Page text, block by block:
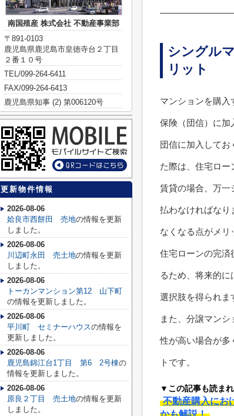
シングル
リット
マンションを購入
保険（団信）に加
団信に加入してお
た際は、住宅ロー
賃貸の場合、万一
払わなければなり
なくなる点がメリ
住宅ローンの完済
るため、将来的
選択肢を得られま
また、分譲マン
性が高い場合が多
トです。
▼この記事も読ま
不動産購入にお
南国殖産 株式会社 不動産事業部
〒891-0103
鹿児島県鹿児島市皇徳寺台２丁目
２番１０号
TEL/099-264-6411
FAX/099-264-6413
鹿児島県知事 (2) 第006120号
更新物件情報
2026-08-06
姶良市西餅田 売地の情報を更新
しました。
2026-08-06
川辺町永田 売土地の情報を更新
しました。
2026-08-06
トーカンマンション第12 山下町
の情報を更新しました。
2026-08-06
平川町 セミナーハウスの情報を
更新しました。
2026-08-06
鹿児島錦江台1丁目 第6 2号棟の
情報を更新しました。
2026-08-06
原良２丁目 売土地の情報を更新
しました。